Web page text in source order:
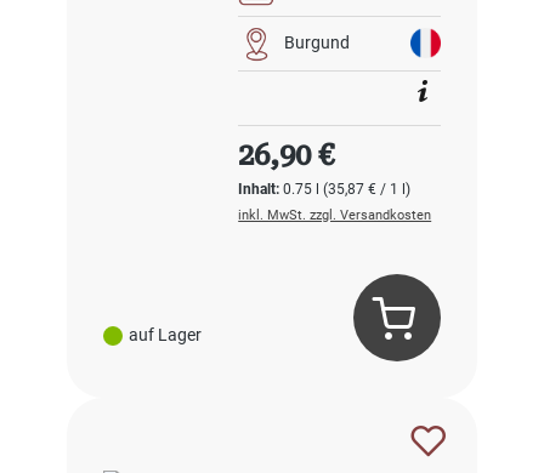
auf Lager
Burgund
Inhalt:0.75 l(35,87 € / 1 l)
Regulärer Preis:
26,90 €
inkl. MwSt. zzgl. Versandkosten